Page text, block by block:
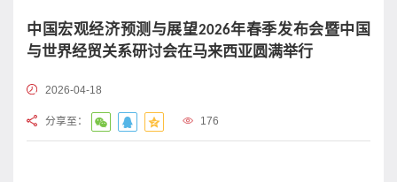
中国宏观经济预测与展望2026年春季发布会暨中国
与世界经贸关系研讨会在马来西亚圆满举行
2026-04-18
分享至： 176